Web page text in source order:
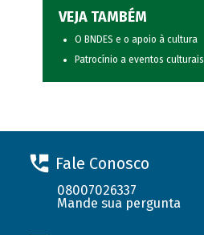
VEJA TAMBÉM
O BNDES e o apoio à cultura
Patrocínio a eventos culturais
Fale Conosco
08007026337
Mande sua pergunta